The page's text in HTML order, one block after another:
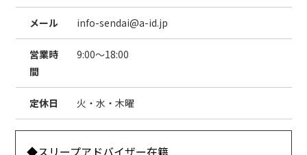
メール info-sendai@a-id.jp
営業時
間
9:00～18:00
定休日 火・水・木曜
◆スリープアドバイザー在籍